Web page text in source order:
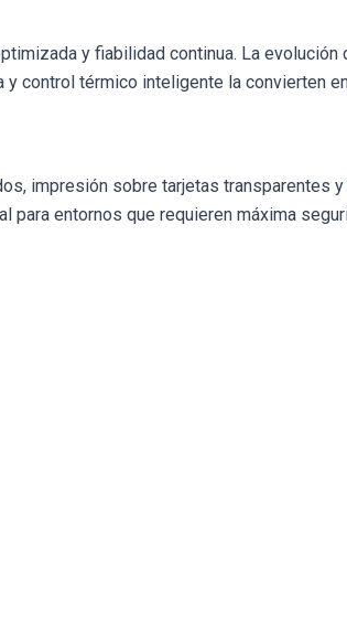
y fiabilidad continua. La
control térmico inteligente la convierten
impresión sobre tarjetas transparentes
para entornos que requieren máxima